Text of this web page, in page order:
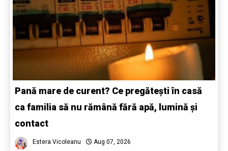
Pană mare de curent? Ce pregătești în casă
ca familia să nu rămână fără apă, lumină și
contact
Estera Vicoleanu Aug 07, 2026